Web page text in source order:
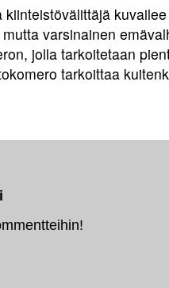
kiinteistövälittäjä
varsinainen
jolla tarkoitetaan
tarkoittaa